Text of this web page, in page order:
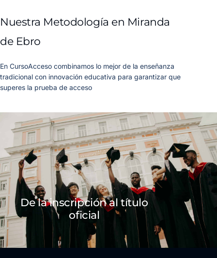
Nuestra Metodología en Miranda
de Ebro
En CursoAcceso combinamos lo mejor de la enseñanza
tradicional con innovación educativa para garantizar que
superes la prueba de acceso
De la inscripción al título
oficial